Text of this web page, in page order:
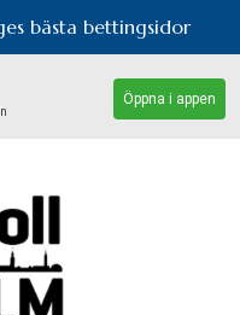
bästa bettingsidor
Öppna i appen